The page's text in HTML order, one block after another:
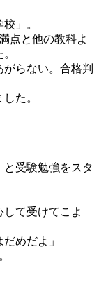
」。
点と他の教科よ
らない。合格判
た。
受験勉強をスタ
して受けてこよ
めだよ」